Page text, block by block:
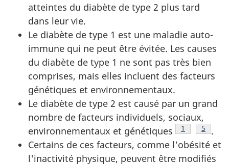
atteintes du diabète de type 2 plus tard
dans leur vie.
Le diabète de type 1 est une maladie auto-
immune qui ne peut être évitée. Les causes
du diabète de type 1 ne sont pas très bien
comprises, mais elles incluent des facteurs
génétiques et environnementaux.
Le diabète de type 2 est causé par un grand
nombre de facteurs individuels, sociaux,
environnementaux et génétiques
Note de bas
1 Note
5
.
Certains de ces facteurs, comme l'obésité et
l'inactivité physique, peuvent être modifiés